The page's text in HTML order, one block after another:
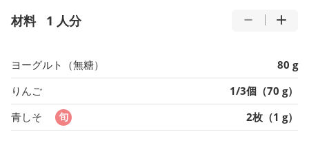
材料 1 人分
ヨーグルト（無糖）
80 g
りんご
1/3個（70 g）
青しそ
2枚（1 g）